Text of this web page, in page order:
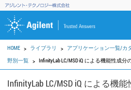
HOME ライブラリ アプリケーション一覧/カ
野別一覧
InfinityLab LC/MSD iQ による機能性成
InfinityLab LC/MSD iQ による機